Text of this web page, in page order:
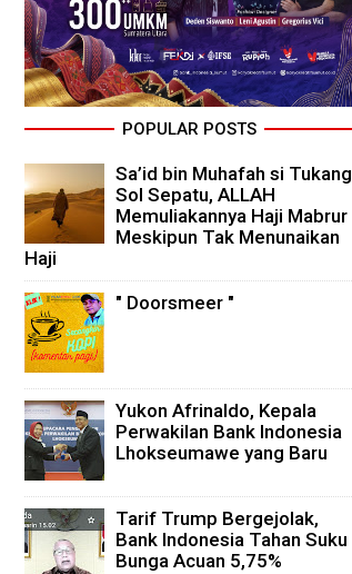
POPULAR POSTS
Sa’id bin Muhafah si Tukang
Sol Sepatu, ALLAH
Memuliakannya Haji Mabrur
Meskipun Tak Menunaikan
Haji
" Doorsmeer "
Yukon Afrinaldo, Kepala
Perwakilan Bank Indonesia
Lhokseumawe yang Baru
Tarif Trump Bergejolak,
Bank Indonesia Tahan Suku
Bunga Acuan 5,75%